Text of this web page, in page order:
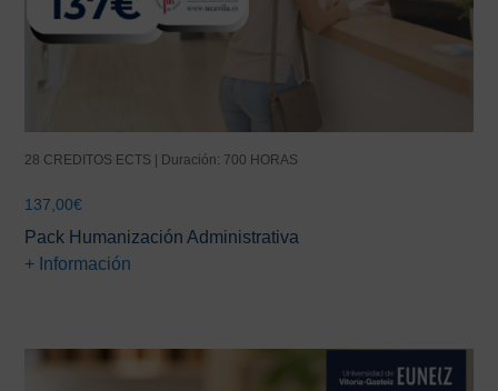
28 CREDITOS ECTS | Duración: 700 HORAS
137,00€
Pack Humanización Administrativa
+ Información